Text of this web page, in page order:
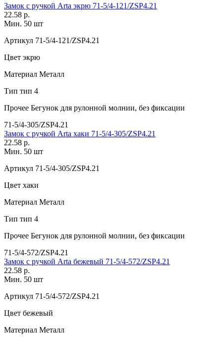
Замок с ручкой Arta экрю 71-5/4-121/ZSP4.21
22.58 р.
Мин. 50 шт
Артикул 71-5/4-121/ZSP4.21
Цвет экрю
Материал Металл
Тип тип 4
Прочее Бегунок для рулонной молнии, без фиксации
71-5/4-305/ZSP4.21
Замок с ручкой Arta хаки 71-5/4-305/ZSP4.21
22.58 р.
Мин. 50 шт
Артикул 71-5/4-305/ZSP4.21
Цвет хаки
Материал Металл
Тип тип 4
Прочее Бегунок для рулонной молнии, без фиксации
71-5/4-572/ZSP4.21
Замок с ручкой Arta бежевый 71-5/4-572/ZSP4.21
22.58 р.
Мин. 50 шт
Артикул 71-5/4-572/ZSP4.21
Цвет бежевый
Материал Металл